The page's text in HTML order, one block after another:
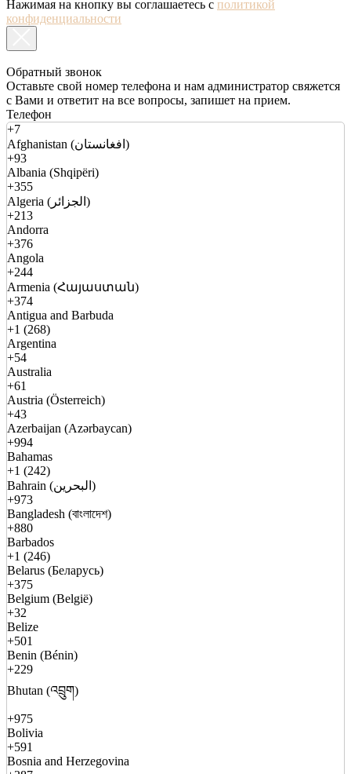
Нажимая на кнопку вы соглашаетесь с политикой
конфиденциальности
Обратный звонок
Оставьте свой номер телефона и нам администратор свяжется
с Вами и ответит на все вопросы, запишет на прием.
Телефон
+7
Afghanistan (افغانستان)
+93
Albania (Shqipëri)
+355
Algeria (الجزائر)
+213
Andorra
+376
Angola
+244
Armenia (Հայաստան)
+374
Antigua and Barbuda
+1 (268)
Argentina
+54
Australia
+61
Austria (Österreich)
+43
Azerbaijan (Azərbaycan)
+994
Bahamas
+1 (242)
Bahrain (البحرين)
+973
Bangladesh (বাংলাদেশ)
+880
Barbados
+1 (246)
Belarus (Беларусь)
+375
Belgium (België)
+32
Belize
+501
Benin (Bénin)
+229
Bhutan (འབྲུག)
+975
Bolivia
+591
Bosnia and Herzegovina